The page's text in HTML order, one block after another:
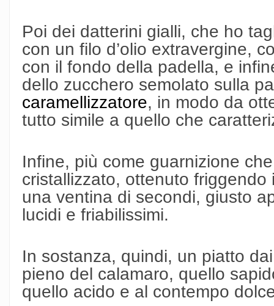
Poi dei datterini gialli, che ho
con un filo d’olio extravergine,
con il fondo della padella, e
dello zucchero semolato sulla
caramellizzatore, in modo da
tutto simile a quello che
Infine, più come guarnizione
cristallizzato, ottenuto
una ventina di secondi, giusto
lucidi e friabilissimi.
In sostanza, quindi, un piatto
pieno del calamaro, quello
quello acido e al contempo